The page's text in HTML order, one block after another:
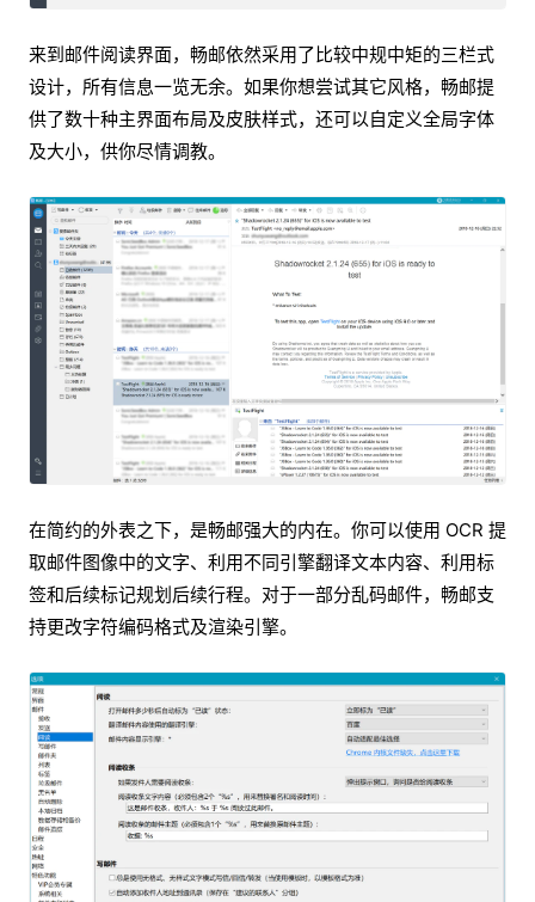
来到邮件阅读界面，畅邮依然采用了比较中规中矩的三栏式
设计，所有信息一览无余。如果你想尝试其它风格，畅邮提
供了数十种主界面布局及皮肤样式，还可以自定义全局字体
及大小，供你尽情调教。
在简约的外表之下，是畅邮强大的内在。你可以使用 OCR 提
取邮件图像中的文字、利用不同引擎翻译文本内容、利用标
签和后续标记规划后续行程。对于一部分乱码邮件，畅邮支
持更改字符编码格式及渲染引擎。